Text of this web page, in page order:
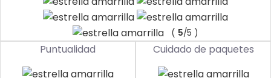
( 5/5 )
Puntualidad Cuidado de paquetes